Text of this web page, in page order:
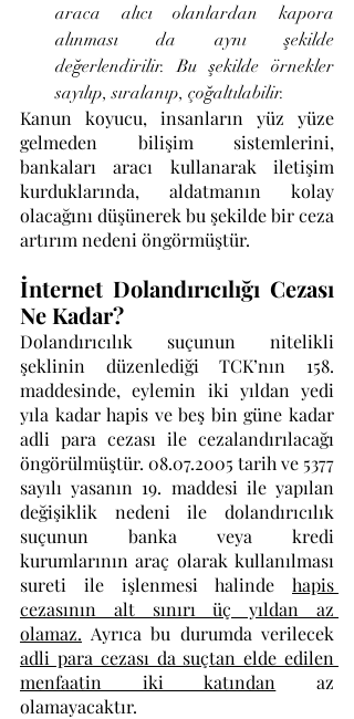
araca alıcı olanlardan kapora
alınması da aynı şekilde
değerlendirilir. Bu şekilde örnekler
sayılıp, sıralanıp, çoğaltılabilir.
Kanun koyucu, insanların yüz yüze
gelmeden bilişim sistemlerini,
bankaları aracı kullanarak iletişim
kurduklarında, aldatmanın kolay
olacağını düşünerek bu şekilde bir ceza
artırım nedeni öngörmüştür.
İnternet Dolandırıcılığı Cezası
Ne Kadar?
Dolandırıcılık suçunun nitelikli
şeklinin düzenlediği TCK’nın 158.
maddesinde, eylemin iki yıldan yedi
yıla kadar hapis ve beş bin güne kadar
adli para cezası ile cezalandırılacağı
öngörülmüştür. 08.07.2005 tarih ve 5377
sayılı yasanın 19. maddesi ile yapılan
değişiklik nedeni ile dolandırıcılık
suçunun banka veya kredi
kurumlarının araç olarak kullanılması
sureti ile işlenmesi halinde hapis
cezasının alt sınırı üç yıldan az
olamaz.
adli para cezası da suçtan elde edilen
menfaatin iki katından az
olamayacaktır.